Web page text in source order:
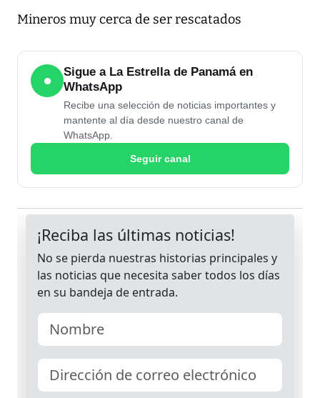
Mineros muy cerca de ser rescatados
●
Sigue a La Estrella de Panamá en
WhatsApp
Recibe una selección de noticias importantes y
mantente al día desde nuestro canal de
WhatsApp.
Seguir canal